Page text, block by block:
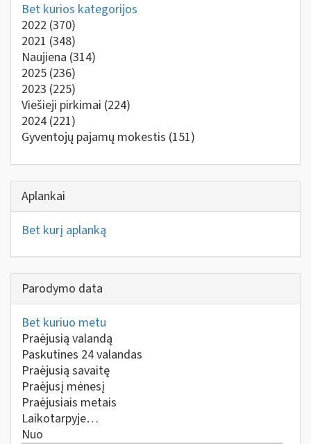
Bet kurios kategorijos
2022 (370)
2021 (348)
Naujiena (314)
2025 (236)
2023 (225)
Viešieji pirkimai (224)
2024 (221)
Gyventojų pajamų mokestis (151)
Aplankai
Bet kurį aplanką
Parodymo data
Bet kuriuo metu
Praėjusią valandą
Paskutines 24 valandas
Praėjusią savaitę
Praėjusį mėnesį
Praėjusiais metais
Laikotarpyje…
Nuo